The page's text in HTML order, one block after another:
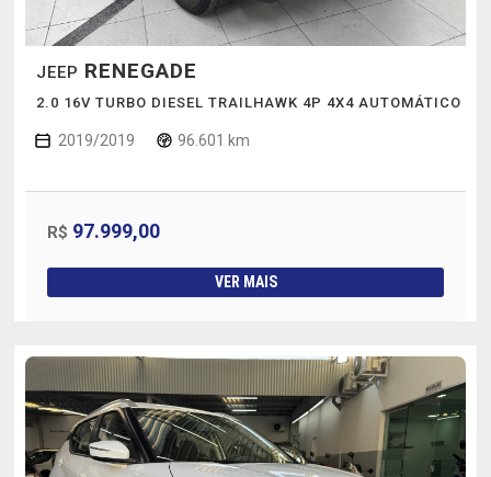
JEEP RENEGADE
2.0 16V TURBO DIESEL TRAILHAWK 4P 4X4 AUTOMÁTICO
2019/2019 96.601 km
R$ 97.999,00
VER MAIS